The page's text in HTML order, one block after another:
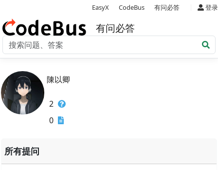
EasyX CodeBus 有问必答 登录
有问必答
陳以卿
2
0
所有提问